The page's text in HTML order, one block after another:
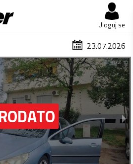
Uloguj se
23.07.2026
1 od 11